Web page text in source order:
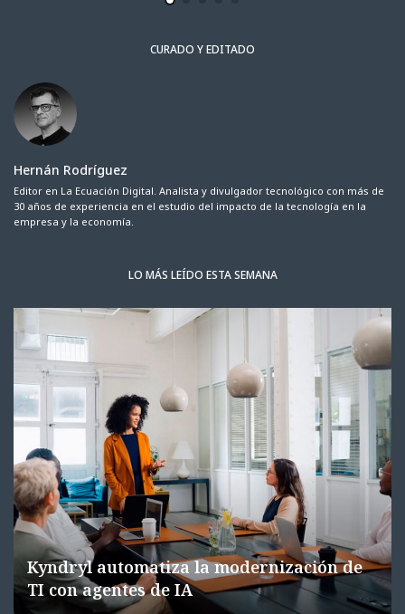
CURADO Y EDITADO
Hernán Rodríguez
Editor en La Ecuación Digital. Analista y divulgador tecnológico con más de
30 años de experiencia en el estudio del impacto de la tecnología en la
empresa y la economía.
LO MÁS LEÍDO ESTA SEMANA
Kyndryl automatiza la modernización de
TI con agentes de IA